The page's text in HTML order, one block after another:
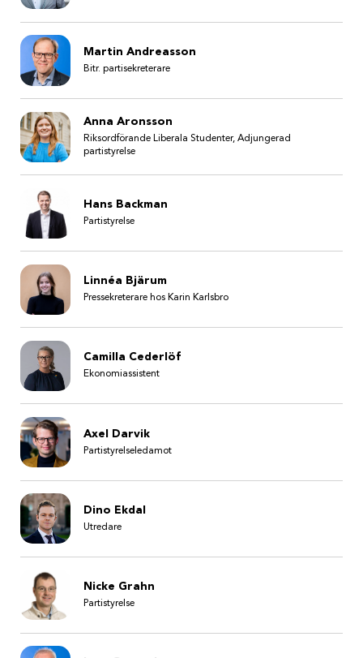
Martin Andreasson
Bitr. partisekreterare
Anna Aronsson
Riksordförande Liberala Studenter, Adjungerad
partistyrelse
Hans Backman
Partistyrelse
Linnéa Bjärum
Pressekreterare hos Karin Karlsbro
Camilla Cederlöf
Ekonomiassistent
Axel Darvik
Partistyrelseledamot
Dino Ekdal
Utredare
Nicke Grahn
Partistyrelse